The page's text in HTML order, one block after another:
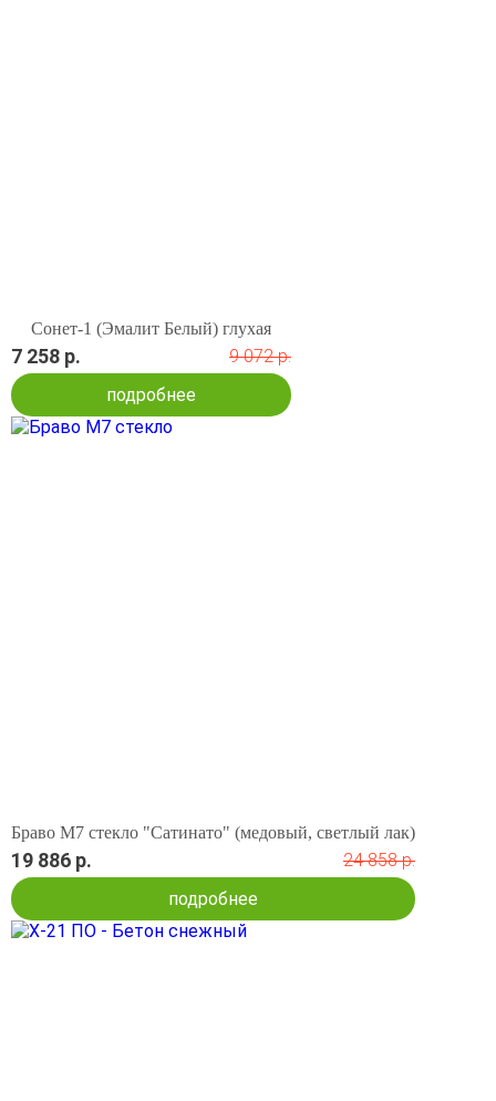
Сонет-1 (Эмалит Белый) глухая
7 258 р.
9 072 р.
подробнее
Браво М7 стекло "Сатинато" (медовый, светлый лак)
19 886 р.
24 858 р.
подробнее